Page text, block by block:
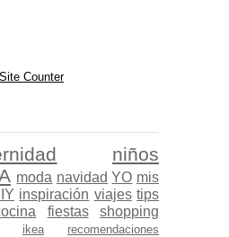
niños
moda navidad YO mis
inspiración viajes tips
fiestas
shopping
ikea
recomendaciones